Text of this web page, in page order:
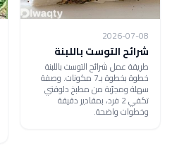
2026-07-08
شرائح التوست باللبنة
طريقة عمل شرائح التوست باللبنة
خطوة بخطوة بـ7 مكونات. وصفة
سهلة ومجرّبة من مطبخ دلوقتي
تكفي 2 فرد، بمقادير دقيقة
وخطوات واضحة.